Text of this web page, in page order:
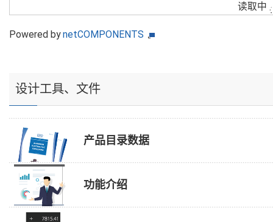
读取中
Powered bynetCOMPONENTS
设计工具、文件
产品目录数据
功能介绍